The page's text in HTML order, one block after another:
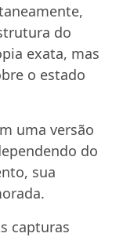
do
exata, mas
o estado
uma versão
do
sua
capturas